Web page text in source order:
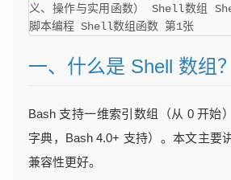
一、什么是 Shell 数组？
Bash 支持一维索引数组（从 0 开始
字典，Bash 4.0+ 支持）。本文主要
兼容性更好。